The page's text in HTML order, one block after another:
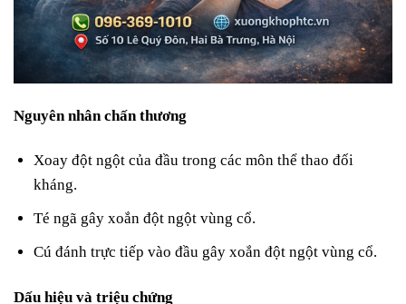
Nguyên nhân chấn thương
Xoay đột ngột của đầu trong các môn thể thao đối
kháng.
Té ngã gây xoắn đột ngột vùng cổ.
Cú đánh trực tiếp vào đầu gây xoắn đột ngột vùng cổ.
Dấu hiệu và triệu chứng